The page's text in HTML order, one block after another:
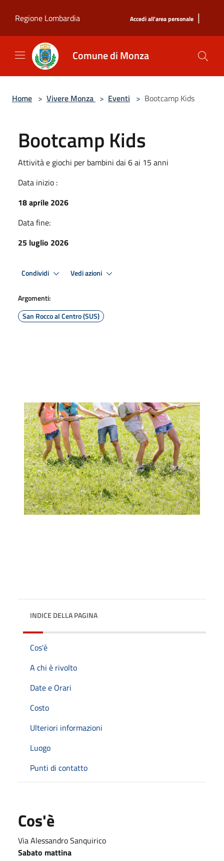
Regione Lombardia
Accedi all'area personale |
Comune di Monza
Home > Vivere Monza > Eventi > Bootcamp Kids
Bootcamp Kids
Attività e giochi per bambini dai 6 ai 15 anni
Data inizio :
18 aprile 2026
Data fine:
25 luglio 2026
Condividi Vedi azioni
Argomenti:
San Rocco al Centro (SUS)
INDICE DELLA PAGINA
Cos'è
A chi è rivolto
Date e Orari
Costo
Ulteriori informazioni
Luogo
Punti di contatto
Cos'è
Via Alessandro Sanquirico
Sabato mattina